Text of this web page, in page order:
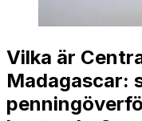
Vilka är
Madagascar: